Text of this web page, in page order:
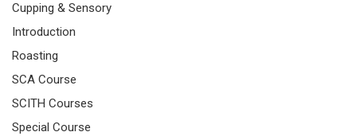
Cupping & Sensory
Introduction
Roasting
SCA Course
SCITH Courses
Special Course